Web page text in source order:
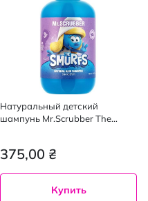
Натуральный детский
шампунь Mr.Scrubber The
375,00 ₴
Купить